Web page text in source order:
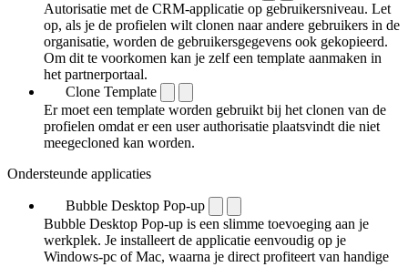
Autorisatie met de CRM-applicatie op gebruikersniveau. Let
op, als je de profielen wilt clonen naar andere gebruikers in de
organisatie, worden de gebruikersgegevens ook gekopieerd.
Om dit te voorkomen kan je zelf een template aanmaken in
het partnerportaal.
Clone Template
Er moet een template worden gebruikt bij het clonen van de
profielen omdat er een user authorisatie plaatsvindt die niet
meegecloned kan worden.
Ondersteunde applicaties
Bubble Desktop Pop-up
Bubble Desktop Pop-up is een slimme toevoeging aan je
werkplek. Je installeert de applicatie eenvoudig op je
Windows-pc of Mac, waarna je direct profiteert van handige